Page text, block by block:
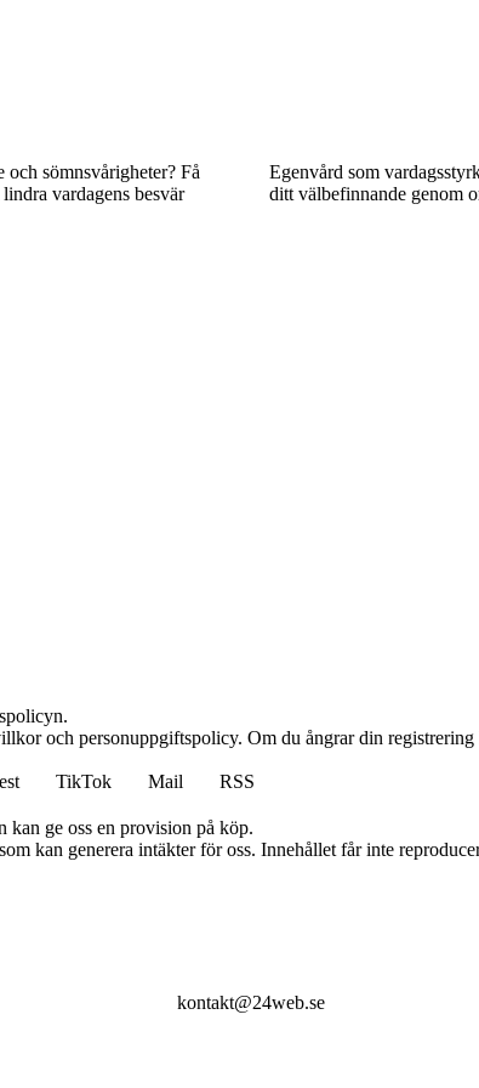
och sömnsvårigheter? Få
vardagens besvär
Egenvård som
ditt välbefinnande genom
och personuppgiftspolicy. Om du ångrar din
TikTok Mail
RSS
kan ge oss en provision på köp.
kan generera intäkter för oss. Innehållet får inte
kontakt@24web.se